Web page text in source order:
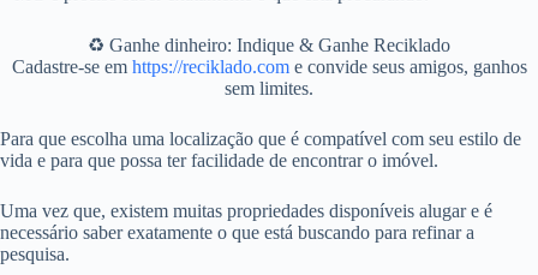
♻️ Ganhe dinheiro: Indique & Ganhe Reciklado
Cadastre-se em https://reciklado.come convide seus amigos, ganhos
sem limites.
Para que escolha uma localização que é compatível com seu estilo de
vida e para que possa ter facilidade de encontrar o imóvel.
Uma vez que, existem muitas propriedades disponíveis alugar e é
necessário saber exatamente o que está buscando para refinar a
pesquisa.